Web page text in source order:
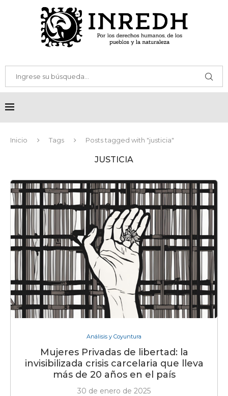
Inicio Tags Posts tagged with "justicia"
JUSTICIA
Análisis y Coyuntura
Mujeres Privadas de libertad: la
invisibilizada crisis carcelaria que lleva
más de 20 años en el país
30 de enero de 2025